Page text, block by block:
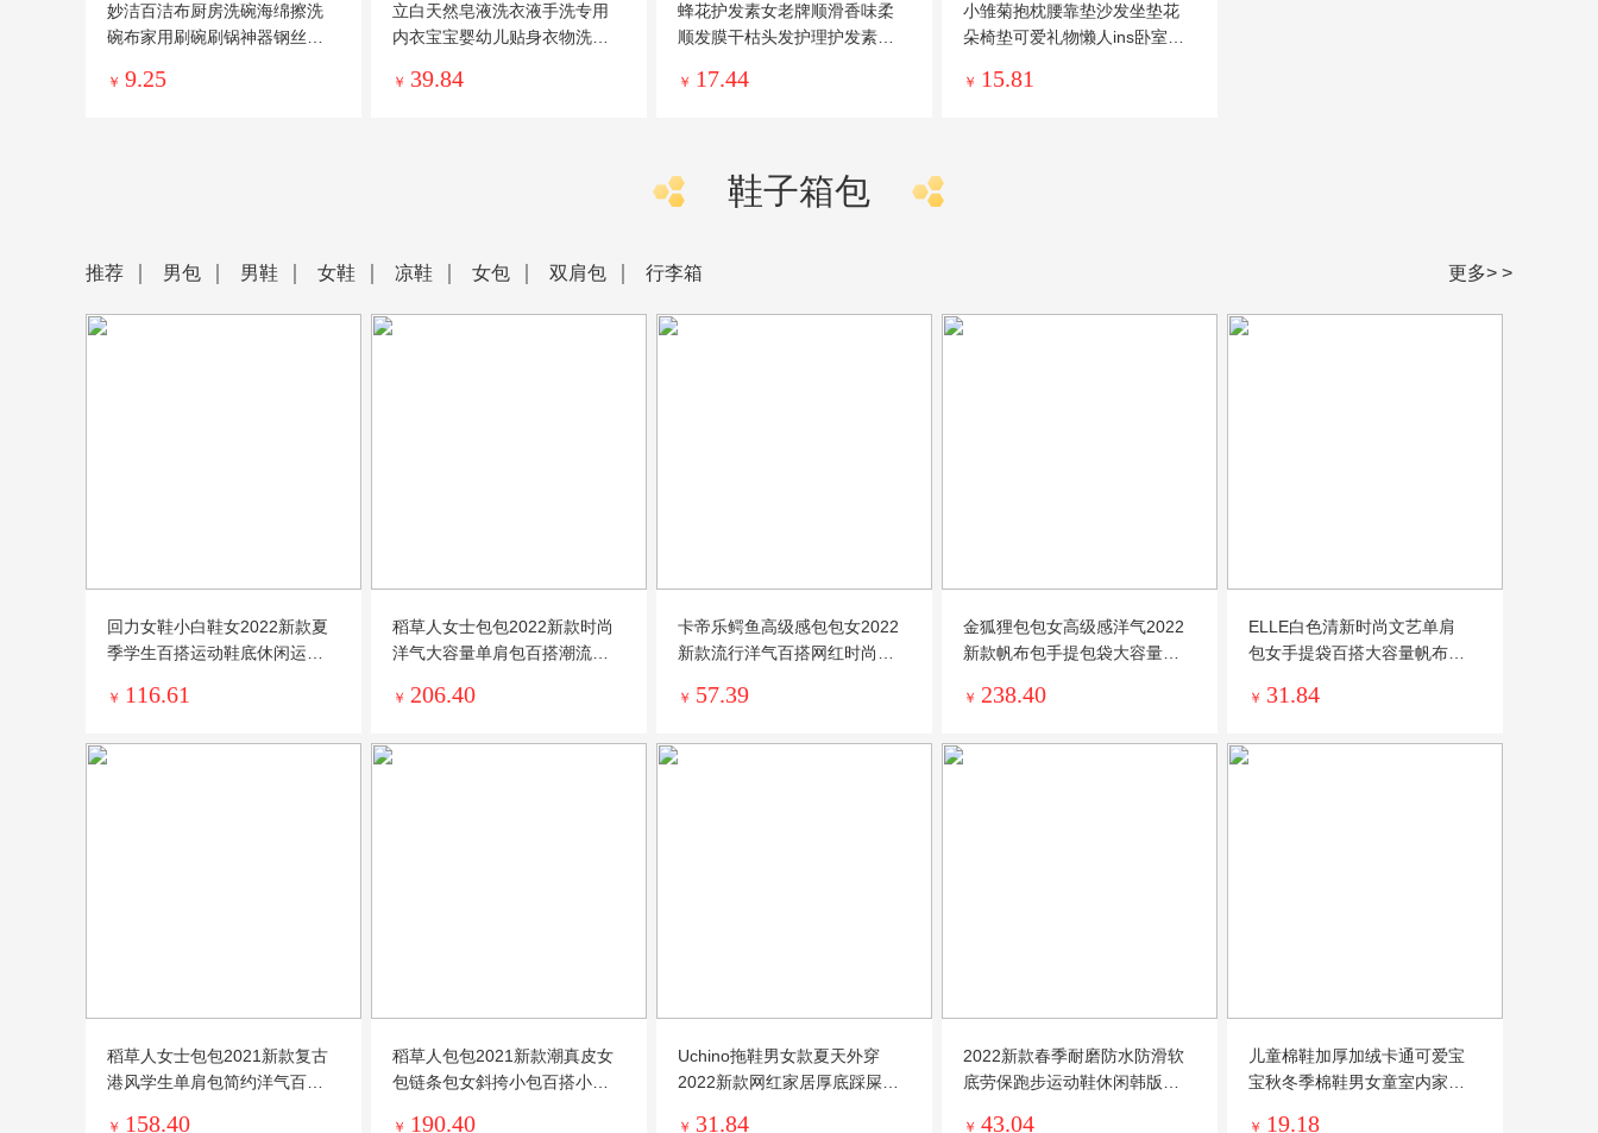
妙洁百洁布厨房洗碗海绵擦洗
碗布家用刷碗刷锅神器钢丝金
￥ 9.25
立白天然皂液洗衣液手洗专用
内衣宝宝婴幼儿贴身衣物洗护
￥ 39.84
蜂花护发素女老牌顺滑香味柔
顺发膜干枯头发护理护发素留
￥ 17.44
小雏菊抱枕腰靠垫沙发坐垫花
朵椅垫可爱礼物懒人ins卧室少
￥ 15.81
鞋子箱包
推荐 男包 男鞋 女鞋 凉鞋 女包 双肩包 行李箱 更多> >
回力女鞋小白鞋女2022新款夏
季学生百搭运动鞋底休闲运动
￥ 116.61
稻草人女士包包2022新款时尚
洋气大容量单肩包百搭潮流手
￥ 206.40
卡帝乐鳄鱼高级感包包女2022
新款流行洋气百搭网红时尚单
￥ 57.39
金狐狸包包女高级感洋气2022
新款帆布包手提包袋大容量托
￥ 238.40
ELLE白色清新时尚文艺单肩
包女手提袋百搭大容量帆布包
￥ 31.84
稻草人女士包包2021新款复古
港风学生单肩包简约洋气百搭
￥ 158.40
稻草人包包2021新款潮真皮女
包链条包女斜挎小包百搭小香
￥ 190.40
Uchino拖鞋男女款夏天外穿
2022新款网红家居厚底踩屎感
￥ 31.84
2022新款春季耐磨防水防滑软
底劳保跑步运动鞋休闲韩版潮
￥ 43.04
儿童棉鞋加厚加绒卡通可爱宝
宝秋冬季棉鞋男女童室内家居
￥ 19.18